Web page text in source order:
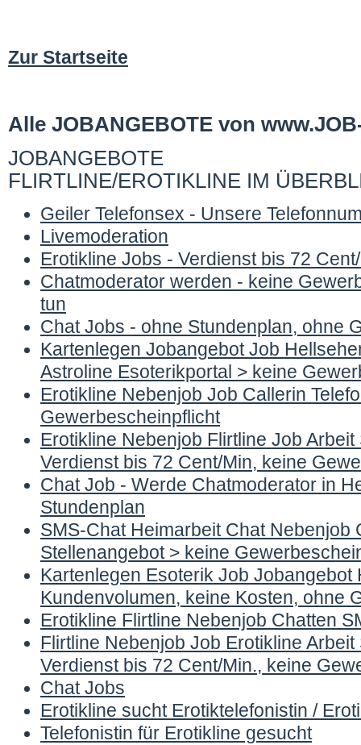
Zur Startseite
Alle JOBANGEBOTE von
JOBANGEBOTE
FLIRTLINE/EROTIKLINE IM
Geiler Telefonsex - Unsere
Livemoderation
Erotikline Jobs - Verdienst bis 72
Chatmoderator werden - keine
tun
Chat Jobs - ohne Stundenplan, ohne
Kartenlegen Jobangebot Job
Astroline Esoterikportal > keine
Erotikline Nebenjob Job Callerin
Gewerbescheinpflicht
Erotikline Nebenjob Flirtline Job
Verdienst bis 72 Cent/Min, keine
Chat Job - Werde Chatmoderator in
Stundenplan
SMS-Chat Heimarbeit Chat
Stellenangebot > keine
Kartenlegen Esoterik Job
Kundenvolumen, keine Kosten, ohne
Erotikline Flirtline Nebenjob Chatten
Flirtline Nebenjob Job Erotikline
Verdienst bis 72 Cent/Min., keine
Chat Jobs
Erotikline sucht Erotiktelefonistin /
Telefonistin für Erotikline gesucht